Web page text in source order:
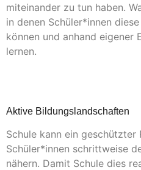
miteinander zu tun haben.
in denen Schüler*innen
können und anhand eigener
lernen.
Aktive Bildungslandschaften
Schule kann ein geschützter
Schüler*innen schrittweise
nähern. Damit Schule dies